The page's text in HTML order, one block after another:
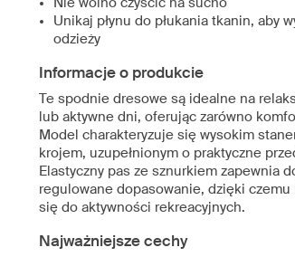
Unikaj płynu do płukania tkanin, aby
odzieży
Informacje o produkcie
Te spodnie dresowe są idealne na
lub aktywne dni, oferując zarówno
Model charakteryzuje się wysokim
krojem, uzupełnionym o praktyczne
Elastyczny pas ze sznurkiem zapewnia
regulowane dopasowanie, dzięki
się do aktywności rekreacyjnych.
Najważniejsze cechy